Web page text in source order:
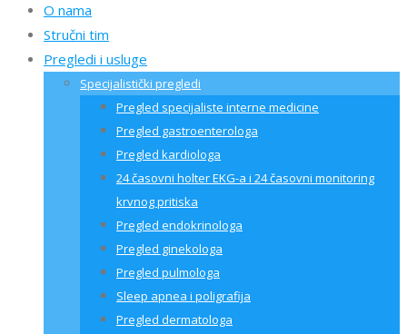
O nama
Stručni tim
Pregledi i usluge
Specijalistički pregledi
Pregled specijaliste interne medicine
Pregled gastroenterologa
Pregled kardiologa
24 časovni holter EKG-a i 24 časovni monitoring
krvnog pritiska
Pregled endokrinologa
Pregled ginekologa
Pregled pulmologa
Sleep apnea i poligrafija
Pregled dermatologa